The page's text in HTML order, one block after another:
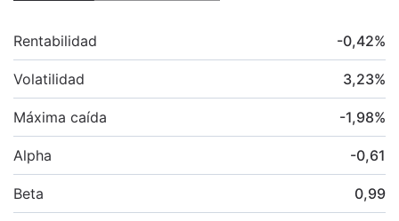
Rentabilidad -0,42%
Volatilidad 3,23%
Máxima caída -1,98%
Alpha -0,61
Beta 0,99